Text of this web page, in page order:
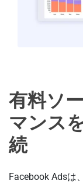
有料ソ
マンス
続
Facebook Adsは